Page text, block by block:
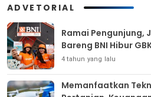
ADVETORIAL
Ramai Pengunjung,
Bareng BNI Hibur
4 tahun yang lalu
Memanfaatkan